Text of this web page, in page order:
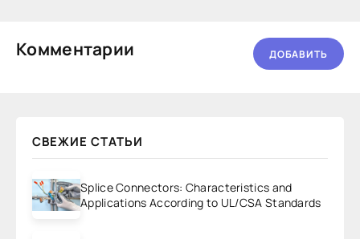
Комментарии ДОБАВИТЬ
СВЕЖИЕ СТАТЬИ
Splice Connectors: Characteristics and
Applications According to UL/CSA Standards